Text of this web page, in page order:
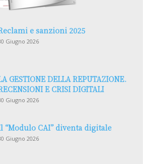
e sanzioni 2025
Giugno 2026
GESTIONE DELLA REPUTAZIONE.
E CRISI DIGITALI
Giugno 2026
“Modulo CAI” diventa digitale
Giugno 2026